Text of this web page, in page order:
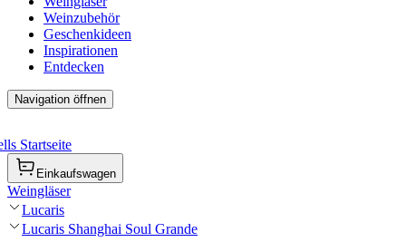
Weinzubehör
Geschenkideen
Inspirationen
Entdecken
Navigation öffnen
Startseite
Einkaufswagen
Weingläser
Lucaris
Lucaris Shanghai Soul Grande